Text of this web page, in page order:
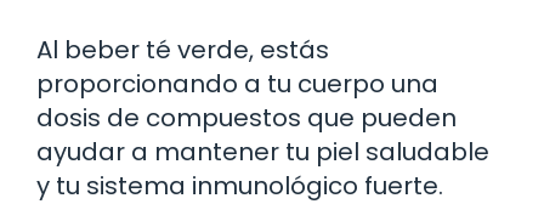
Al beber té verde, estás
proporcionando a tu cuerpo una
dosis de compuestos que pueden
ayudar a mantener tu piel saludable
y tu sistema inmunológico fuerte.